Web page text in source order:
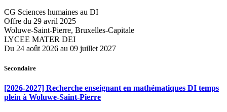
CG Sciences humaines au DI
Offre du 29 avril 2025
Woluwe-Saint-Pierre, Bruxelles-Capitale
LYCEE MATER DEI
Du 24 août 2026 au 09 juillet 2027
Secondaire
[2026-2027] Recherche enseignant en mathématiques DI temps
plein à Woluwe-Saint-Pierre